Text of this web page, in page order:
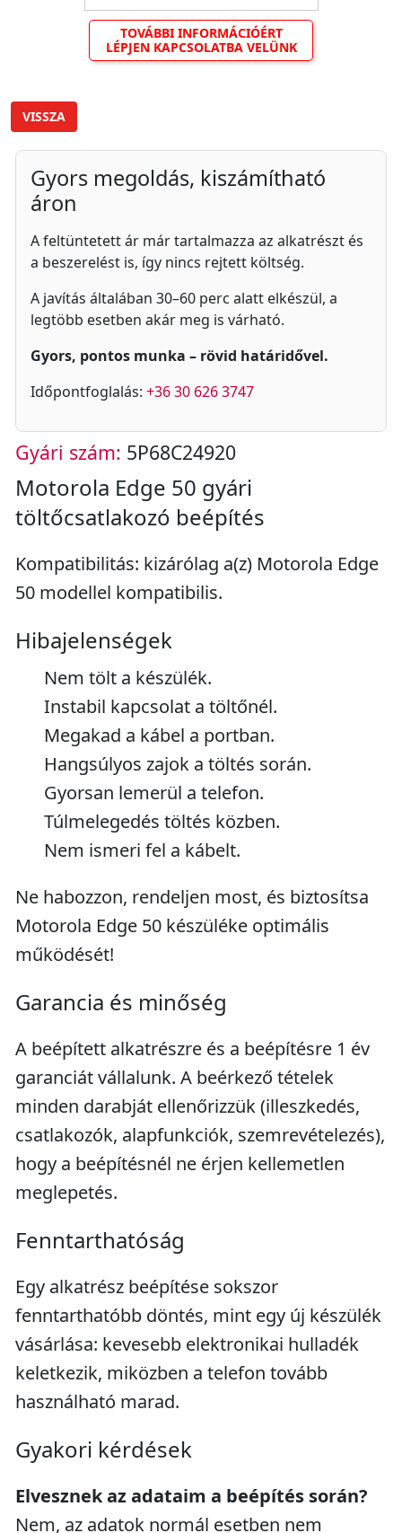
TOVÁBBI INFORMÁCIÓÉRT
LÉPJEN KAPCSOLATBA VELÜNK
VISSZA
Gyors megoldás, kiszámítható
áron
A feltüntetett ár már tartalmazza az alkatrészt és
a beszerelést is, így nincs rejtett költség.
A javítás általában 30–60 perc alatt elkészül, a
legtöbb esetben akár meg is várható.
Gyors, pontos munka – rövid határidővel.
Időpontfoglalás: +36 30 626 3747
Gyári szám: 5P68C24920
Motorola Edge 50 gyári
töltőcsatlakozó beépítés
Kompatibilitás: kizárólag a(z) Motorola Edge
50 modellel kompatibilis.
Hibajelenségek
Nem tölt a készülék.
Instabil kapcsolat a töltőnél.
Megakad a kábel a portban.
Hangsúlyos zajok a töltés során.
Gyorsan lemerül a telefon.
Túlmelegedés töltés közben.
Nem ismeri fel a kábelt.
Ne habozzon, rendeljen most, és biztosítsa
Motorola Edge 50 készüléke optimális
működését!
Garancia és minőség
A beépített alkatrészre és a beépítésre 1 év
garanciát vállalunk. A beérkező tételek
minden darabját ellenőrizzük (illeszkedés,
csatlakozók, alapfunkciók, szemrevételezés),
hogy a beépítésnél ne érjen kellemetlen
meglepetés.
Fenntarthatóság
Egy alkatrész beépítése sokszor
fenntarthatóbb döntés, mint egy új készülék
vásárlása: kevesebb elektronikai hulladék
keletkezik, miközben a telefon tovább
használható marad.
Gyakori kérdések
Elvesznek az adataim a beépítés során?
Nem, az adatok normál esetben nem